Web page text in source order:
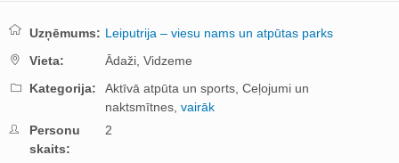
Uzņēmums: Leiputrija – viesu nams un atpūtas parks
Vieta:
Ādaži, Vidzeme
Kategorija:
Aktīvā atpūta un sports, Ceļojumi un
naktsmītnes, vairāk
Personu
skaits:
2